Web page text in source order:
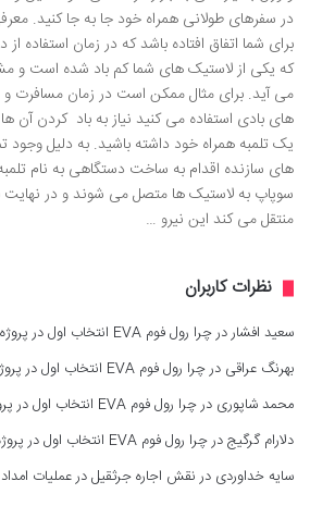
در سفرهای طولانی همراه خود جا به جا کنید.
برای شما اتفاق افتاده باشد که در زمان استفاده
که یکی از لاستیک های شما کم باد شده است و
می آید. برای مثال ممکن است در زمان مسافرت و
های بادی استفاده می کنید نیاز به باد کردن آن
یک تلمبه همراه خود داشته باشید. به دلیل
های سازنده اقدام به ساخت دستگاهی به نام تلمبه
سوپاپ به لاستیک ها متصل می شوند و در نهایت
منتقل می کند این نیرو …
نظرات کاربران
سعید افشاردرچرا رول فوم EVA انتخاب اول در پروژه‌های صنعتی است؟
بهرنگ عراقی درچرا رول فوم EVA انتخاب اول در پروژه‌های صنعتی است؟
محمد شاپوری درچرا رول فوم EVA انتخاب اول در پروژه‌های صنعتی است؟
دلارام گرگیجدرچرا رول فوم EVA انتخاب اول در پروژه‌های صنعتی است؟
سایه خداوردی درنقش اجاره جرثقیل در عملیات